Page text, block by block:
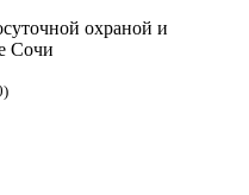
охраной и
Сочи